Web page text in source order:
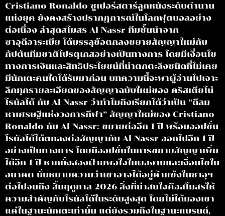
Cristiano Ronaldo ซูเปอร์สตาร์ลูกหนังระดับตำนาน
แห่งยุค ยังคงสร้างปรากฏการณ์ในโลกฟุตบอลอย่าง
ต่อเนื่อง ล่าสุดสโมสร Al Nassr ทีมชั้นนำจาก
ซาอุดีอาระเบีย ได้บรรลุข้อตกลงขยายสัญญาใหม่กับ
กัปตันทีมชาติโปรตุเกสอย่างเป็นทางการ โดยมีเงื่อนไข
ทางการเงินและสิทธิประโยชน์ที่น่าตกตะลึงชนิดที่ไม่เคย
มีนักเตะคนใดได้รับมาก่อน บทความนี้จะพาผู้อ่านไปเจาะ
ลึกทุกรายละเอียดของสัญญาฉบับใหม่ของ คริสเตียโน่
โรนัลโด้ กับ Al Nassr ว่าทำไมถึงเรียกได้ว่าเป็น “ดีลม
หาเศรษฐีแห่งวงการกีฬา” สัญญาใหม่ของ Cristiano
Ronaldo กับ Al Nassr: ขยายต่ออีก 1 ปี พร้อมออปชั่น
โรนัลโด้ได้ตกลงต่อสัญญากับ Al Nassr ออกไปอีก 1 ปี
อย่างเป็นทางการ โดยมีออปชั่นในการขยายสัญญาเพิ่ม
ได้อีก 1 ปี หากทั้งสองฝ่ายพอใจในผลงานและเงื่อนไขใน
อนาคต นั่นหมายความว่าเขาอาจได้อยู่ค้าแข้งในซาอุฯ
ต่อไปจนถึง สิ้นฤดูกาล 2026 สิ่งที่น่าสนใจคือสโมสรให้
ความสำคัญกับโรนัลโด้ในระดับสูงสุด โดยไม่ได้มองเขา
แค่ในฐานะนักเตะเท่านั้น แต่ยังรวมถึงในฐานะแบรนด์,